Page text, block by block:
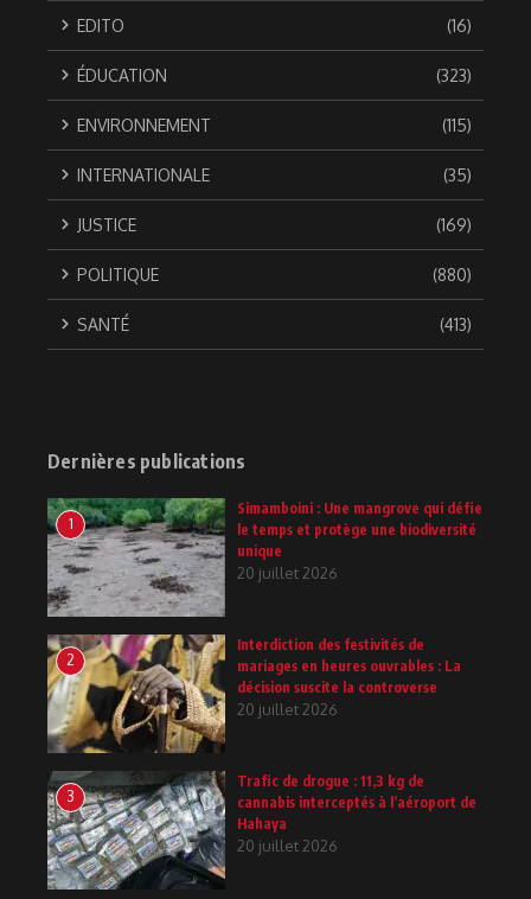
EDITO (16)
ÉDUCATION (323)
ENVIRONNEMENT (115)
INTERNATIONALE (35)
JUSTICE (169)
POLITIQUE (880)
SANTÉ (413)
Dernières publications
1
Simamboini : Une mangrove qui défie
le temps et protège une biodiversité
unique
20 juillet 2026
2
Interdiction des festivités de
mariages en heures ouvrables : La
décision suscite la controverse
20 juillet 2026
3
Trafic de drogue : 11,3 kg de
cannabis interceptés à l’aéroport de
Hahaya
20 juillet 2026